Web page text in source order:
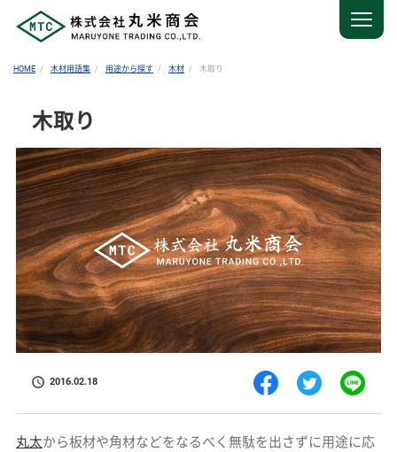
HOME 木材用語集 用途から探す 木材 木取り
木取り
2016.02.18
丸太から板材や角材などをなるべく無駄を出さずに用途に応